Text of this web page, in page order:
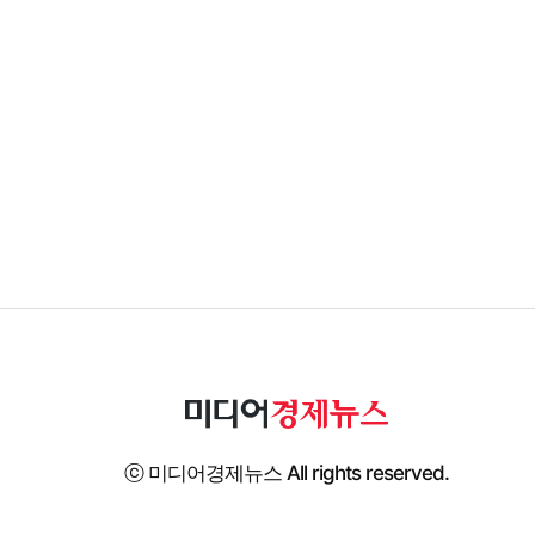
ⓒ 미디어경제뉴스 All rights reserved.